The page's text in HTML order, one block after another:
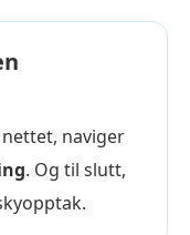
naviger
. Og til slutt,